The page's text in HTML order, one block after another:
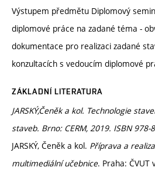
Výstupem předmětu Diplomový
diplomové práce na zadané téma -
dokumentace pro realizaci zadané
konzultacích s vedoucím diplomové
ZÁKLADNÍ LITERATURA
JARSKÝ,Čeněk a kol. Technologie
staveb. Brno: CERM, 2019. ISBN 978-
JARSKÝ, Čeněk a kol. Příprava a
multimediální učebnice. Praha: ČVUT